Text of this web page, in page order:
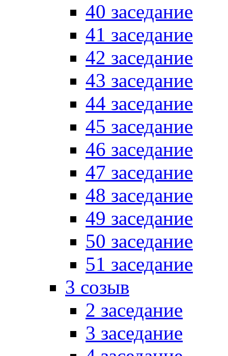
40 заседание
41 заседание
42 заседание
43 заседание
44 заседание
45 заседание
46 заседание
47 заседание
48 заседание
49 заседание
50 заседание
51 заседание
3 созыв
2 заседание
3 заседание